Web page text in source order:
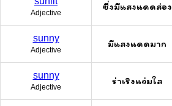
Adjective
ซึ่งมีแสงแดดส่อง
sunny
Adjective
มีแสงแดดมาก
sunny
Adjective
ร่าเริงแจ่มใส